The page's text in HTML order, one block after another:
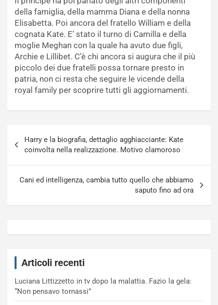
della famiglia, della mamma Diana e della nonna
Elisabetta. Poi ancora del fratello William e della
cognata Kate. E’ stato il turno di Camilla e della
moglie Meghan con la quale ha avuto due figli,
Archie e Lillibet. C’è chi ancora si augura che il più
piccolo dei due fratelli possa tornare presto in
patria, non ci resta che seguire le vicende della
royal family per scoprire tutti gli aggiornamenti.
articoli
Harry e la biografia, dettaglio agghiacciante: Kate
coinvolta nella realizzazione. Motivo clamoroso
Cani ed intelligenza, cambia tutto quello che abbiamo
saputo fino ad ora
Articoli recenti
Luciana Littizzetto in tv dopo la malattia. Fazio la gela:
“Non pensavo tornassi”